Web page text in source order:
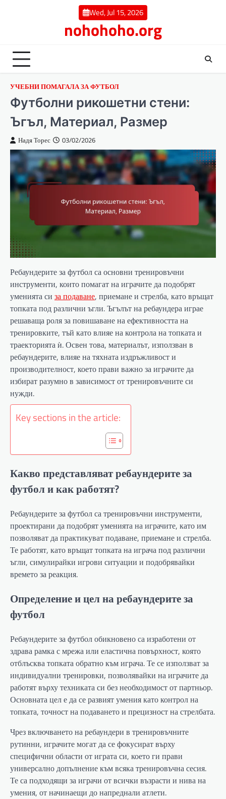
Wed, Jul 15, 2026
nohohoho.org
УЧЕБНИ ПОМАГАЛА ЗА ФУТБОЛ
Футболни рикошетни стени:
Ъгъл, Материал, Размер
Надя Торес 03/02/2026
Ребаундерите за футбол са основни тренировъчни
инструменти, които помагат на играчите да подобрят
уменията си за подаване, приемане и стрелба, като връщат
топката под различни ъгли. Ъгълът на ребаундера играе
решаваща роля за повишаване на ефективността на
тренировките, тъй като влияе на контрола на топката и
траекторията ѝ. Освен това, материалът, използван в
ребаундерите, влияе на тяхната издръжливост и
производителност, което прави важно за играчите да
избират разумно в зависимост от тренировъчните си
нужди.
Key sections in the article:
Какво представляват ребаундерите за
футбол и как работят?
Ребаундерите за футбол са тренировъчни инструменти,
проектирани да подобрят уменията на играчите, като им
позволяват да практикуват подаване, приемане и стрелба.
Те работят, като връщат топката на играча под различни
ъгли, симулирайки игрови ситуации и подобрявайки
времето за реакция.
Определение и цел на ребаундерите за
футбол
Ребаундерите за футбол обикновено са изработени от
здрава рамка с мрежа или еластична повърхност, която
отблъсква топката обратно към играча. Те се използват за
индивидуални тренировки, позволявайки на играчите да
работят върху техниката си без необходимост от партньор.
Основната цел е да се развият умения като контрол на
топката, точност на подаването и прецизност на стрелбата.
Чрез включването на ребаундери в тренировъчните
рутинни, играчите могат да се фокусират върху
специфични области от играта си, което ги прави
универсално допълнение към всяка тренировъчна сесия.
Те са подходящи за играчи от всички възрасти и нива на
умения, от начинаещи до напреднали атлети.